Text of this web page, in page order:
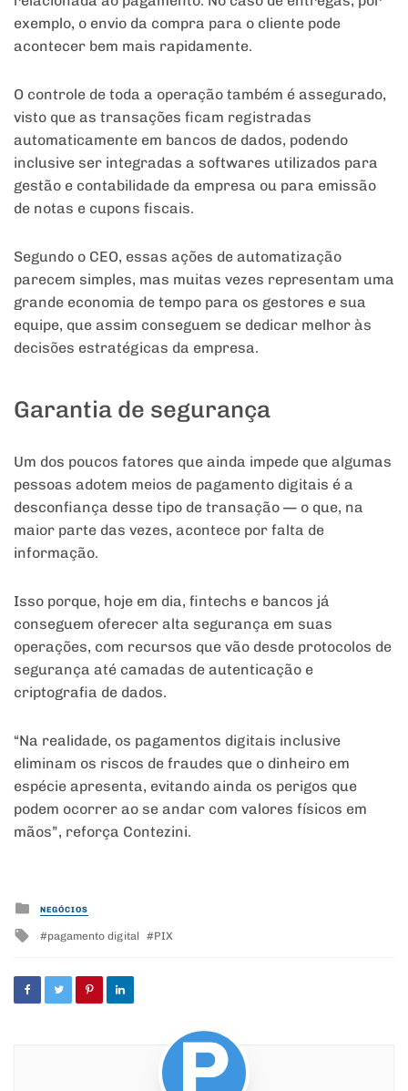
exemplo, o envio da compra para o cliente pode
acontecer bem mais rapidamente.
O controle de toda a operação também é assegurado,
visto que as transações ficam registradas
automaticamente em bancos de dados, podendo
inclusive ser integradas a softwares utilizados para
gestão e contabilidade da empresa ou para emissão
de notas e cupons fiscais.
Segundo o CEO, essas ações de automatização
parecem simples, mas muitas vezes representam uma
grande economia de tempo para os gestores e sua
equipe, que assim conseguem se dedicar melhor às
decisões estratégicas da empresa.
Garantia de segurança
Um dos poucos fatores que ainda impede que algumas
pessoas adotem meios de pagamento digitais é a
desconfiança desse tipo de transação — o que, na
maior parte das vezes, acontece por falta de
informação.
Isso porque, hoje em dia, fintechs e bancos já
conseguem oferecer alta segurança em suas
operações, com recursos que vão desde protocolos de
segurança até camadas de autenticação e
criptografia de dados.
“Na realidade, os pagamentos digitais inclusive
eliminam os riscos de fraudes que o dinheiro em
espécie apresenta, evitando ainda os perigos que
podem ocorrer ao se andar com valores físicos em
mãos”, reforça Contezini.
Posted
in
NEGÓCIOS
Tagged
with
pagamento digital PIX